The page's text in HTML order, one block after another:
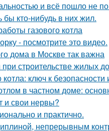
и всё пошло не
кто-нибудь в них жил.
газового котла
- посмотрите это видео.
дома в Москве так важна
строительстве жилых
ключ к безопасности
в частном доме:
и свои нервы?
и практично.
непрерывным